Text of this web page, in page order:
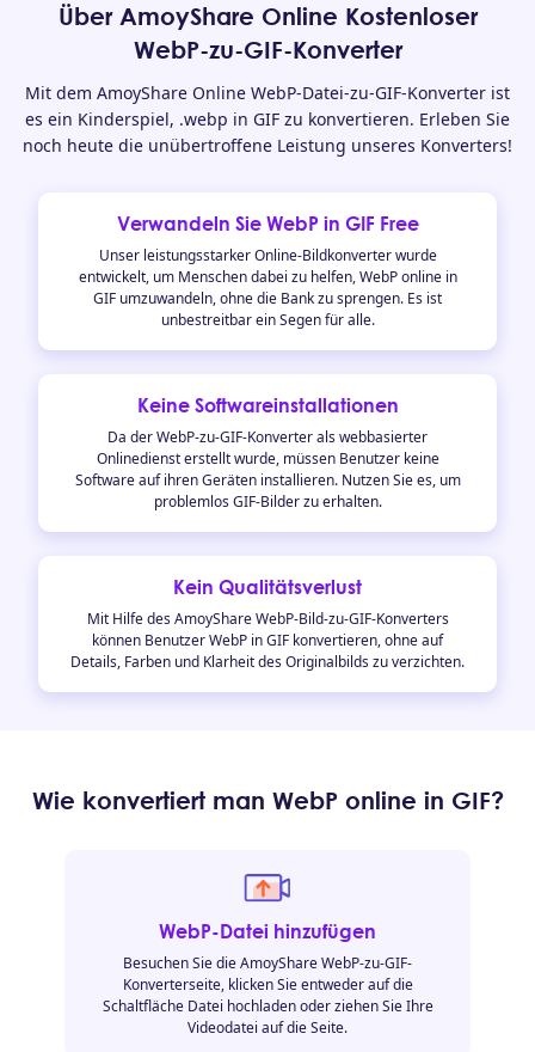
Über AmoyShare Online Kostenloser
WebP-zu-GIF-Konverter
Mit dem AmoyShare Online WebP-Datei-zu-GIF-Konverter ist
es ein Kinderspiel, .webp in GIF zu konvertieren. Erleben Sie
noch heute die unübertroffene Leistung unseres Konverters!
Verwandeln Sie WebP in GIF Free
Unser leistungsstarker Online-Bildkonverter wurde
entwickelt, um Menschen dabei zu helfen, WebP online in
GIF umzuwandeln, ohne die Bank zu sprengen. Es ist
unbestreitbar ein Segen für alle.
Keine Softwareinstallationen
Da der WebP-zu-GIF-Konverter als webbasierter
Onlinedienst erstellt wurde, müssen Benutzer keine
Software auf ihren Geräten installieren. Nutzen Sie es, um
problemlos GIF-Bilder zu erhalten.
Kein Qualitätsverlust
Mit Hilfe des AmoyShare WebP-Bild-zu-GIF-Konverters
können Benutzer WebP in GIF konvertieren, ohne auf
Details, Farben und Klarheit des Originalbilds zu verzichten.
Wie konvertiert man WebP online in GIF?
WebP-Datei hinzufügen
Besuchen Sie die AmoyShare WebP-zu-GIF-
Konverterseite, klicken Sie entweder auf die
Schaltfläche Datei hochladen oder ziehen Sie Ihre
Videodatei auf die Seite.